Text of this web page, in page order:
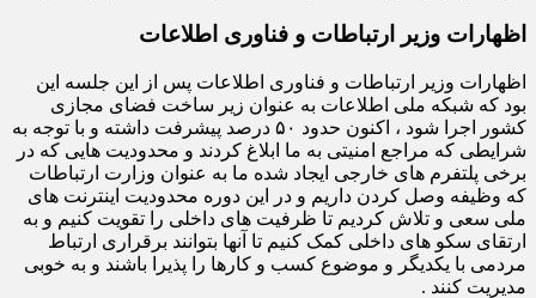
اظهارات وزیر ارتباطات و فناوری اطلاعات
اظهارات وزیر ارتباطات و فناوری اطلاعات پس از این جلسه این
بود که شبکه ملی اطلاعات به عنوان زیر ساخت فضای مجازی
کشور اجرا شود ، اکنون حدود ۵۰ درصد پیشرفت داشته و با توجه به
شرایطی که مراجع امنیتی به ما ابلاغ کردند و محدودیت هایی که در
برخی پلتفرم های خارجی ایجاد شده ما به عنوان وزارت ارتباطات
که وظیفه وصل کردن داریم و در این دوره محدودیت اینترنت های
ملی سعی و تلاش کردیم تا ظرفیت های داخلی را تقویت کنیم و به
ارتقای سکو های داخلی کمک کنیم تا آنها بتوانند برقراری ارتباط
مردمی با یکدیگر و موضوع کسب و کارها را پذیرا باشند و به خوبی
مدیریت کنند .